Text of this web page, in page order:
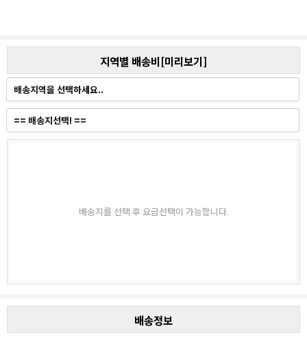
지역별 배송비[미리보기]
배송지를 선택 후 요금선택이 가능합니다.
배송정보